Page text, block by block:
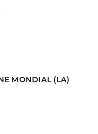
MONDIAL (LA)